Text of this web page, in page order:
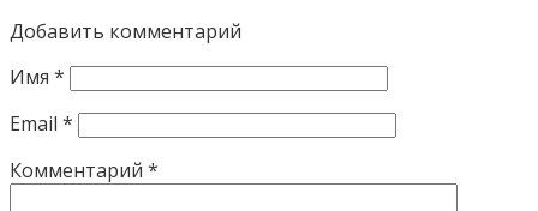
Добавить комментарий
Имя *
Email *
Комментарий *